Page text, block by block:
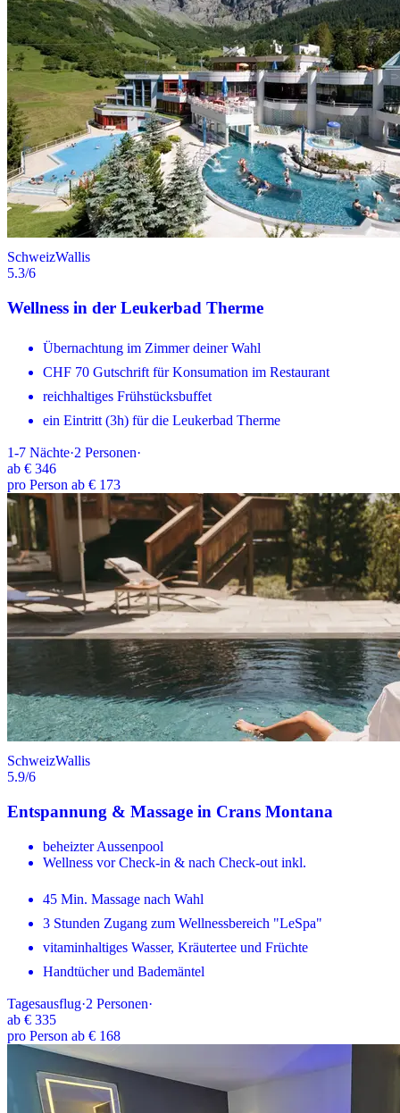
SchweizWallis
5.3/6
Wellness in der Leukerbad Therme
Übernachtung im Zimmer deiner Wahl
CHF 70 Gutschrift für Konsumation im Restaurant
reichhaltiges Frühstücksbuffet
ein Eintritt (3h) für die Leukerbad Therme
1-7 Nächte·2 Personen·
ab € 346
pro Person ab € 173
SchweizWallis
5.9/6
Entspannung & Massage in Crans Montana
beheizter Aussenpool
Wellness vor Check-in & nach Check-out inkl.
45 Min. Massage nach Wahl
3 Stunden Zugang zum Wellnessbereich "LeSpa"
vitaminhaltiges Wasser, Kräutertee und Früchte
Handtücher und Bademäntel
Tagesausflug·2 Personen·
ab € 335
pro Person ab € 168